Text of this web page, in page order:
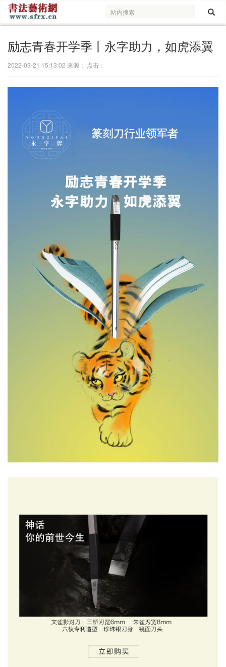
励志青春开学季丨永字助力，如虎添翼
2022-03-21 15:13:02 来源： 点击：